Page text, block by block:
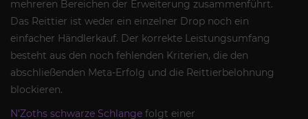
mehreren Bereichen der Erweiterung zusammenführt.
Das Reittier ist weder ein einzelner Drop noch ein
einfacher Händlerkauf. Der korrekte Leistungsumfang
besteht aus den noch fehlenden Kriterien, die den
abschließenden Meta-Erfolg und die Reittierbelohnung
blockieren.
N’Zoths schwarze Schlange folgt einer